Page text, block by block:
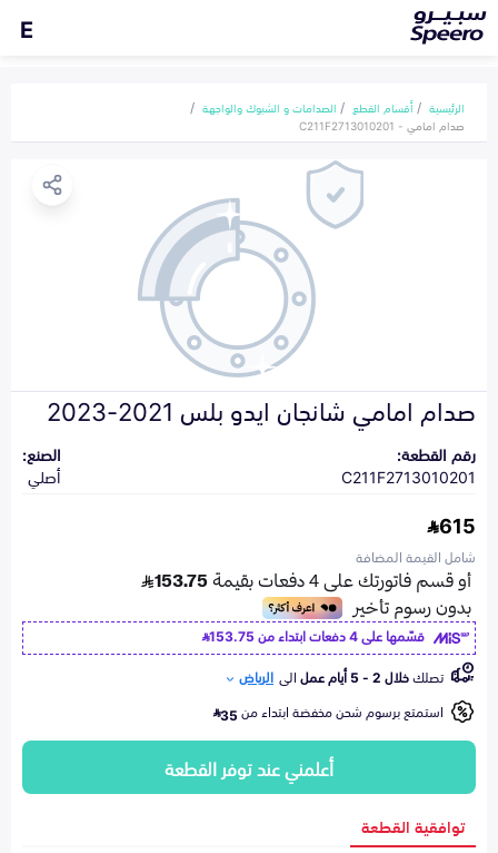
E
الرئيسية أقسام القطع
الصدامات و الشبوك والواجهة
صدام امامي - C211F2713010201
صدام امامي شانجان ايدو بلس 2021-2023
رقم القطعة:
C211F2713010201
الصنع:
أصلي
615
شامل القيمة المضافة
قسّمها على 4 دفعات ابتداء من
153.75
تصلكخلال 2 - 5 أيام عمل الى الرياض
استمتع برسوم شحن مخفضة ابتداء من35
أعلمني عند توفر القطعة
توافقية القطعة